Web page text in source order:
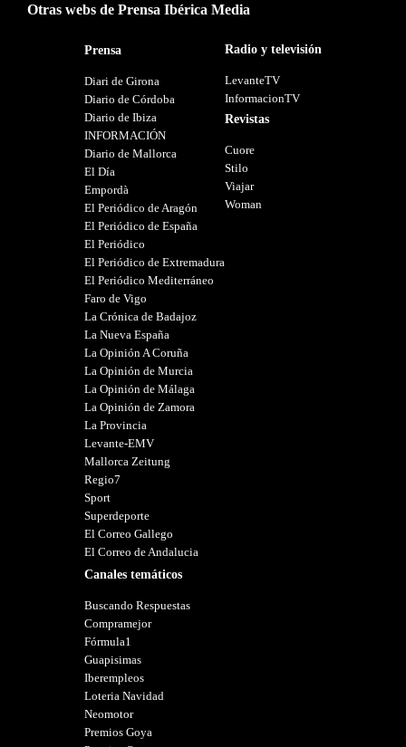
Otras webs de Prensa Ibérica Media
Prensa
Diari de Girona
Diario de Córdoba
Diario de Ibiza
INFORMACIÓN
Diario de Mallorca
El Día
Empordà
El Periódico de Aragón
El Periódico de España
El Periódico
El Periódico de Extremadura
El Periódico Mediterráneo
Faro de Vigo
La Crónica de Badajoz
La Nueva España
La Opinión A Coruña
La Opinión de Murcia
La Opinión de Málaga
La Opinión de Zamora
La Provincia
Levante-EMV
Mallorca Zeitung
Regio7
Sport
Superdeporte
El Correo Gallego
El Correo de Andalucia
Canales temáticos
Buscando Respuestas
Compramejor
Fórmula1
Guapisimas
Iberempleos
Loteria Navidad
Neomotor
Premios Goya
Radio y televisión
LevanteTV
InformacionTV
Revistas
Cuore
Stilo
Viajar
Woman